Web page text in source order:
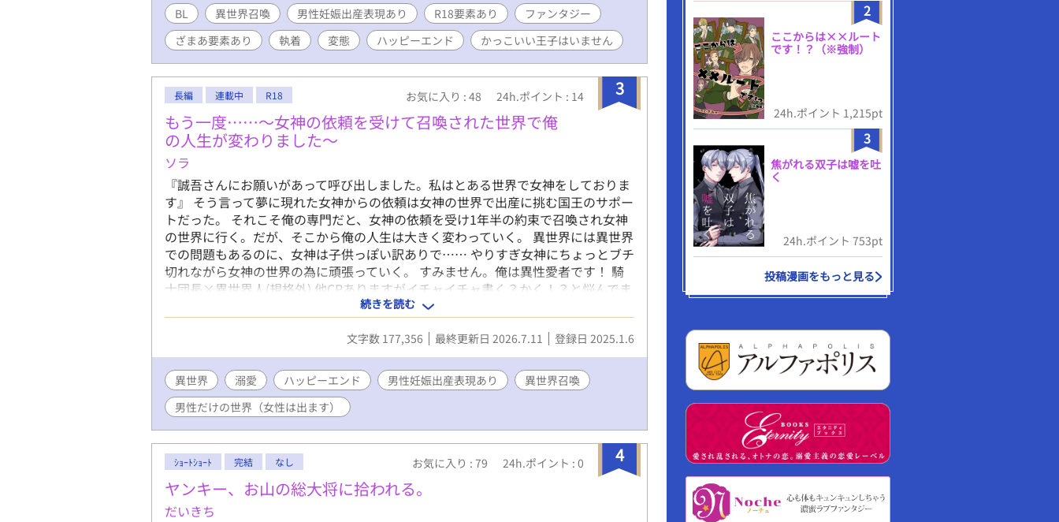
俺のことを精霊姫だと言うし、イケメン王子の伴侶になれっ
て言われるし、本当に理解できない。 イケメン王子は勝手
に人の体にいやらしいことをするし、もう我慢出来ない！
キラキラ王子は、恵都には残念なほど変態性のある執着溺
愛を発揮して、最初こそは怒りと恐怖しかなかったけれど、
次第にドン引きしつつも受け入れて甘やかすようになりま
す。 固定CPのハッピーエンドです( *´艸｀) ※こちらは完
結済みですので、最終話まで順次改稿して投稿していきま
す。 ※R18表現がある場合はタイトルに☆マークを入れま
ください。 ※このお話はＢＬですが、番外編で少しだけＮ
Ｌ、ＧＬ表現出てきます。 ※小説家になろうで連載していた
ものを年齢などを変えて改稿したものになります。
BL 異世界召喚 男性妊娠出産表現あり R18要素あり
ファンタジー
ざまあ要素あり
執着 変態 ハッピーエンド かっこいい王子はいません
3
長編 連載中 R18 お気に入り : 48 24h.ポイント : 14
もう一度……〜女神の依頼を受けて召喚された世界で俺
の人生が変わりました〜
ソラ
『誠吾さんにお願いがあって呼び出しました。私はとある世界で女神をしておりま
す』 そう言って夢に現れた女神からの依頼は女神の世界で出産に挑む国王のサポー
トだった。 それこそ俺の専門だと、女神の依頼を受け1年半の約束で召喚され女神
の世界に行く。だが、そこから俺の人生は大きく変わっていく。 異世界には異世界
での問題もあるのに、女神は子供っぽい訳ありで…… やりすぎ女神にちょっとブチ
切れながら女神の世界の為に頑張っていく。 すみません。俺は異性愛者です！ 騎
士団長×異世界人(規格外) 他CPありますがイチャイチャ書く？かく！？と悩んでま
す。 他者視点の閑話ちょこちょこ挟んでいきます。(主人公視点もあるかも？) ＊の
つく話は背後注意でお願いします。 2025.1.16 サブタイトルつけました 2025.1.17
6話のタイトル変えました 2025.2.16 35話少し手直ししてます ＊＊＊＊＊＊＊＊＊
＊＊＊＊＊ 初めまして(⁎ᴗ͈ˬᴗ͈⁎) ソラと申します。 フッと浮かんだシチュエーション
を書きたくて始めました。 設定ゆるゆる＆妄想全開で書いております。(設定随時
更新してます。そしてその設定忘れちゃいそうです（¯꒳¯٥)) 見切りで始めましたの
で辻褄が合わないところ手を加えながら進んでいく予定です。 ツッコミどころは
多々あるかとは思いますがメンタル弱々なのでスルッとお読みいただけると嬉しい
です。 お気に入り登録・しおり・いいねありがとうございます(⁎ᴗ͈ˬᴗ͈⁎) 励みになり
ます。 やる気出て頑張れます( •̀ᴗ•́ )و 本編四章構成の予定です。 R18は二章以降の予
定です。まだ何処まで書くか悩み中です。 かなりの遅筆ですのでゆっくり更新して
いきます。 拙いとは思いますが楽しんでいただけたら幸いです。 2025.1.6 ソラ
続きを読む
文字数 177,356 最終更新日 2026.7.11 登録日 2025.1.6
異世界 溺愛 ハッピーエンド 男性妊娠出産表現あり
異世界召喚
男性だけの世界（女性は出ます）
4
ｼｮｰﾄｼｮｰﾄ 完結 なし お気に入り : 79 24h.ポイント : 0
ヤンキー、お山の総大将に拾われる。
だいきち
2
ここからは××ルート
です！？（※強制）
24h.ポイント 1,215pt
3
焦がれる双子は嘘を吐
く
24h.ポイント 753pt
投稿漫画をもっと見る